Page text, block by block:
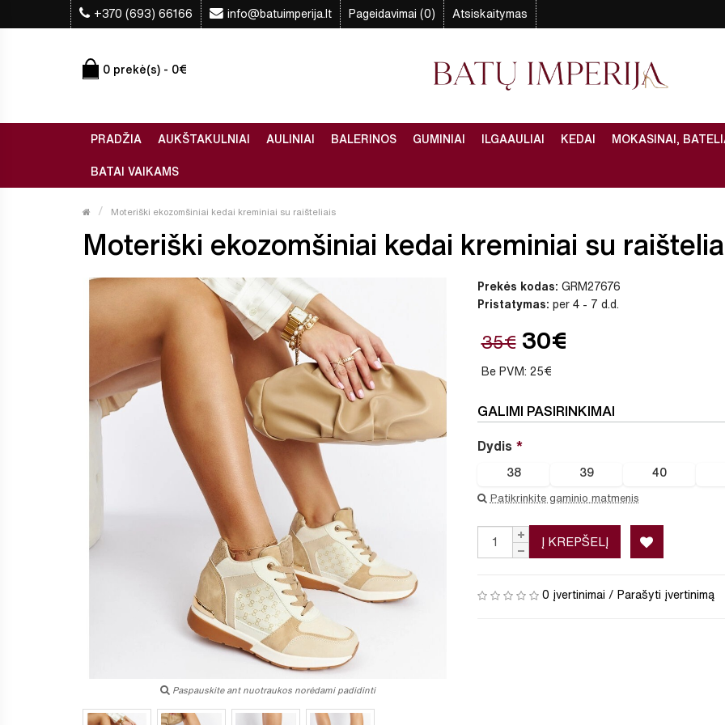
+370 (693) 66166 info@batuimperija.lt Pageidavimai (0) Atsiskaitymas
0 prekė(s) - 0€
PRADŽIA AUKŠTAKULNIAI AULINIAI BALERINOS GUMINIAI ILGAAULIAI KEDAI MOKASINAI,
BATAI VAIKAMS
Moteriški ekozomšiniai kedai kreminiai su raišteliais
Moteriški ekozomšiniai kedai kreminiai su
Paspauskite ant nuotraukos norėdami padidinti
Prekės kodas: GRM27676
Pristatymas: per 4 - 7 d.d.
35€ 30€
Be PVM: 25€
GALIMI PASIRINKIMAI
Dydis
38 39 40
Patikrinkite gaminio matmenis
Į KREPŠELĮ
0 įvertinimai / Parašyti įvertinimą